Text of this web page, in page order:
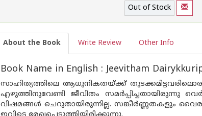
Out of Stock
About the Book Write Review Other Info
Book Name in English : Jeevitham
സാഹിത്യത്തിലെ ആധുനികതയ്ക്ക്
എഴുത്തിനുവേണ്ടി ജീവിതം സമര്‍പ്പിച്ചതായിരുന്നു
വിഷമങ്ങള്‍ ചെറുതായിരുന്നില്ല. സങ്കീര്‍ണ്ണതകളും